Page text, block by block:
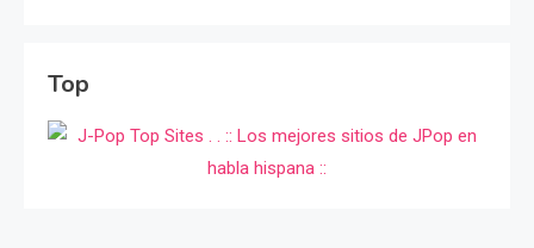
Top